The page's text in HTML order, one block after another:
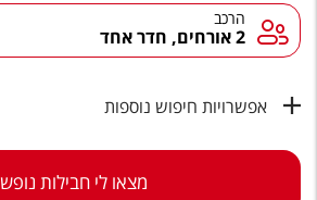
חבילות בריאות וספא
טיסות לחו"ל
מלונות בחו"ל
הרכב הרכב
2 אורחים, חדר אחד
אפשרויות חיפוש נוספות
מצאו לי חבילות נופש